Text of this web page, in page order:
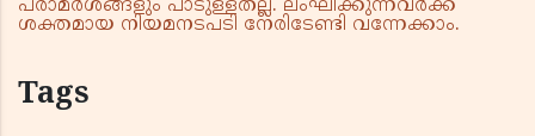
പരാമർശങ്ങളും പാടുള്ളതല്ല. ലംഘിക്കുന്നവർക്ക്
ശക്തമായ നിയമനടപടി നേരിടേണ്ടി വന്നേക്കാം.
Tags